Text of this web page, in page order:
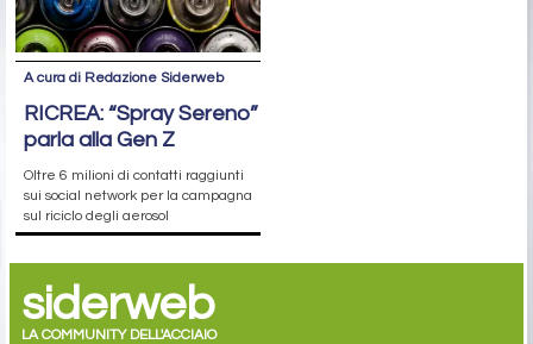
A cura di Redazione Siderweb
RICREA: “Spray Sereno”
parla alla Gen Z
Oltre 6 milioni di contatti raggiunti
sui social network per la campagna
sul riciclo degli aerosol
siderweb
LA COMMUNITY DELL'ACCIAIO